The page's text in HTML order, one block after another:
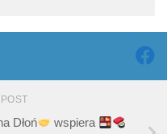
Dłoń
wspiera